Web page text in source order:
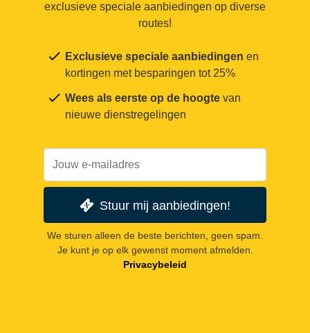
exclusieve speciale aanbiedingen op diverse
routes!
Exclusieve speciale aanbiedingen en
kortingen met besparingen tot 25%
Wees als eerste op de hoogte van
nieuwe dienstregelingen
Stuur mij aanbiedingen!
We sturen alleen de beste berichten, geen spam.
Je kunt je op elk gewenst moment afmelden.
Privacybeleid